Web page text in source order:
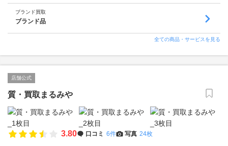
ブランド買取
ブランド品
全ての商品・サービスを見る
店舗公式
質・買取まるみや
3.80 口コミ 6件 写真 24枚